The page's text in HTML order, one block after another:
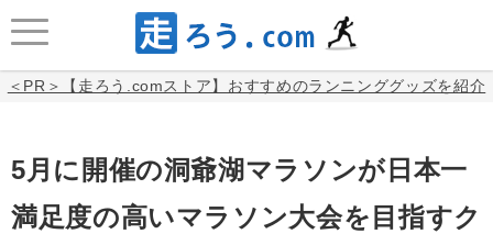
＜PR＞【走ろう.comストア】おすすめのランニンググッズを紹介
5月に開催の洞爺湖マラソンが日本一
満足度の高いマラソン大会を目指すク